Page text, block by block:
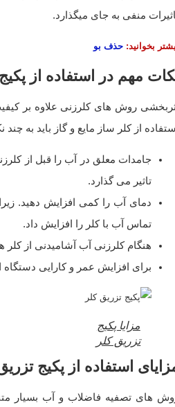
منفی به جای میگذارد.
بخوانید: حذف بو
مهم در استفاده از
روش های کلرزنی علاوه بر
از کلر ساز مایع و گاز باید به چند
جامدات معلق در آب را قبل از
تاثیر می گذارد.
دمای آب را کمی افزایش دهید.
تماس آب با کلر را افزایش داد.
هنگام کلرزنی آب آشامیدنی از
برای افزایش عمر و کارایی دستگاه
مزایا پکیج
تزریق کلر
استفاده از پکیج
های تصفیه فاضلاب و آب بسیار